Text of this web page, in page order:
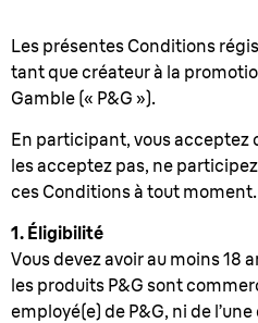
Les présentes Conditions
tant que créateur à la
Gamble (« P&G »).
En participant, vous acceptez
les acceptez pas, ne
ces Conditions à tout moment.
1. Éligibilité
Vous devez avoir au moins 18
les produits P&G sont
employé(e) de P&G, ni de